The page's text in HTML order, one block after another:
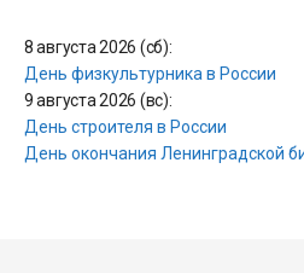
8 августа 2026 (сб):
День физкультурника в России
9 августа 2026 (вс):
День строителя в России
День окончания Ленинградской